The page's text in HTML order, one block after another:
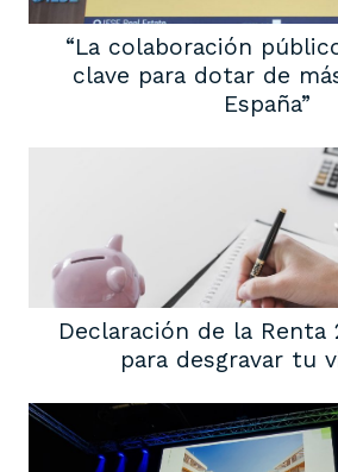
“La colaboración
clave para dotar de
España”
Declaración de la Renta
para desgravar tu